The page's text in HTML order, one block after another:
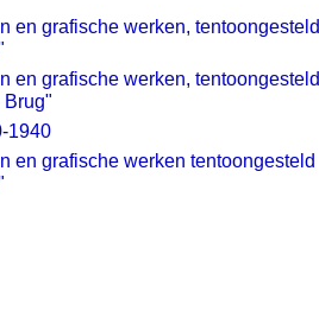
en grafische werken, tentoongesteld
en grafische werken, tentoongesteld
Brug"
1940
en grafische werken tentoongesteld